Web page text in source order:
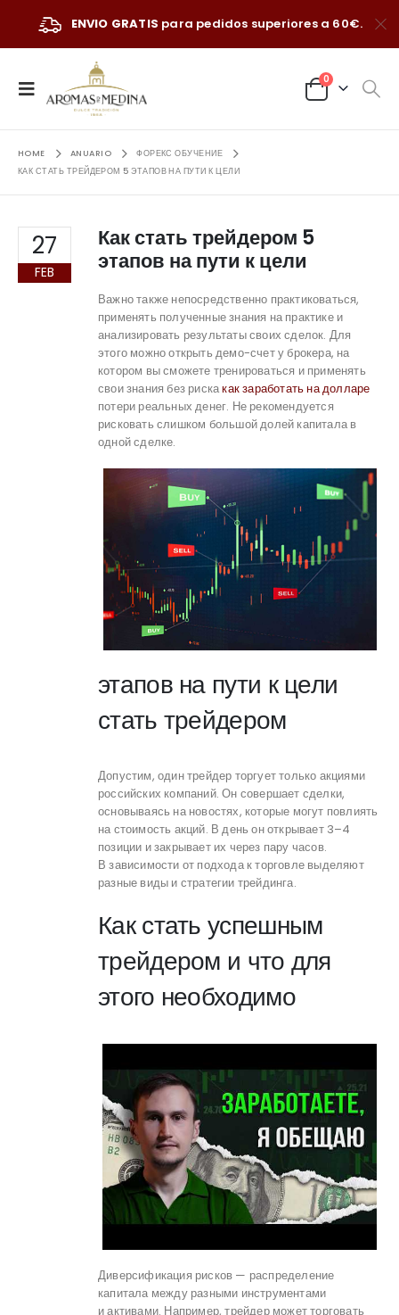
ENVIO GRATIS para pedidos superiores a 60€.
0
HOME ANUARIO
ФОРЕКС ОБУЧЕНИЕ
КАК СТАТЬ ТРЕЙДЕРОМ 5 ЭТАПОВ НА ПУТИ К ЦЕЛИ
27
FEB
Как стать трейдером 5
этапов на пути к цели
Важно также непосредственно практиковаться,
применять полученные знания на практике и
анализировать результаты своих сделок. Для
этого можно открыть демо-счет у брокера, на
котором вы сможете тренироваться и применять
свои знания без рискакак заработать на долларе
потери реальных денег. Не рекомендуется
рисковать слишком большой долей капитала в
одной сделке.
этапов на пути к цели
стать трейдером
Допустим, один трейдер торгует только акциями
российских компаний. Он совершает сделки,
основываясь на новостях, которые могут повлиять
на стоимость акций. В день он открывает 3–4
позиции и закрывает их через пару часов.
В зависимости от подхода к торговле выделяют
разные виды и стратегии трейдинга.
Как стать успешным
трейдером и что для
этого необходимо
Диверсификация рисков — распределение
капитала между разными инструментами
и активами. Например, трейдер может торговать